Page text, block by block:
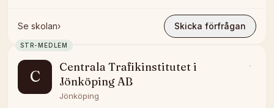
Se skolan› Skicka förfrågan
STR-MEDLEM
C
Centrala Trafikinstitutet i
Jönköping AB
Jönköping